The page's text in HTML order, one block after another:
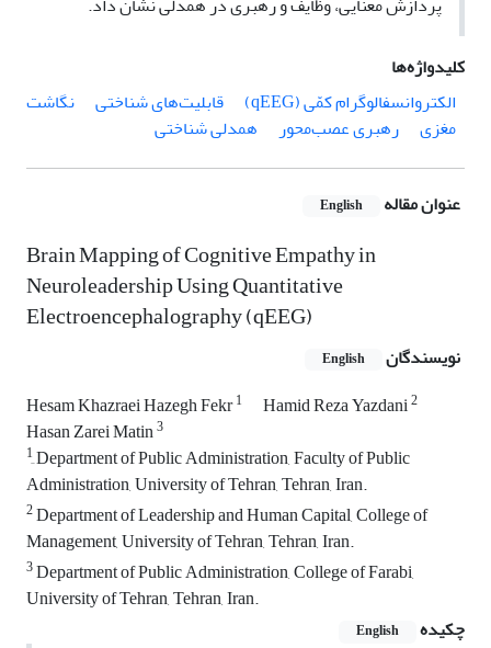
کلیدواژه‌ها
الکتروانسفالوگرام کمّی (qEEG)
قابلیت‌های شناختی
نگاشت
مغزی
رهبری عصب‌محور همدلی شناختی
عنوان مقاله English
Brain Mapping of Cognitive Empathy in
Neuroleadership Using Quantitative
Electroencephalography (qEEG)
نویسندگان English
Hesam Khazraei Hazegh Fekr1 Hamid Reza Yazdani2
Hasan Zarei Matin3
1ِDepartment of Public Administration, Faculty of Public
Administration, University of Tehran, Tehran, Iran.
2Department of Leadership and Human Capital, College of
Management, University of Tehran, Tehran, Iran.
3Department of Public Administration, College of Farabi,
University of Tehran, Tehran, Iran.
چکیده
English